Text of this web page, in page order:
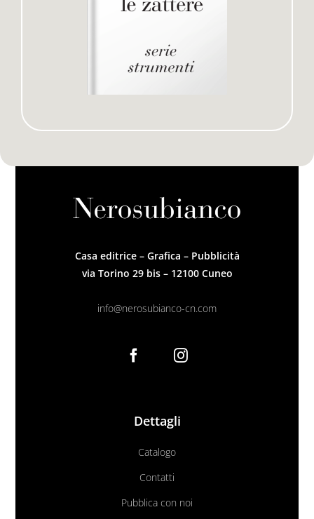
Casa editrice – Grafica – Pubblicità
via Torino 29 bis – 12100 Cuneo
info@nerosubianco-cn.com
Dettagli
Catalogo
Contatti
Pubblica con noi